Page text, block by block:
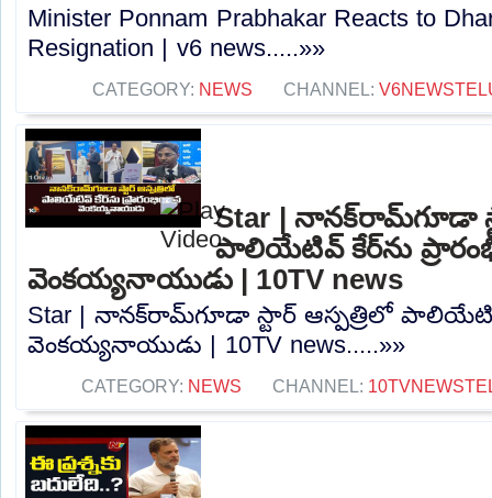
Minister Ponnam Prabhakar Reacts to
Resignation | v6 news.....»»
CATEGORY: NEWS CHANNEL:
Star | నానక్‌రామ్‌గూడా
పాలియేటివ్ కేర్‌ను
వెంకయ్యనాయుడు | 10TV news
Star | నానక్‌రామ్‌గూడా స్టార్ ఆస్పత్రిలో
వెంకయ్యనాయుడు | 10TV news.....»»
CATEGORY: NEWS CHANNEL: